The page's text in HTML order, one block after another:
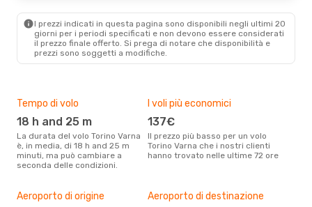
I prezzi indicati in questa pagina sono disponibili negli ultimi 20
giorni per i periodi specificati e non devono essere considerati
il ​​prezzo finale offerto. Si prega di notare che disponibilità e
prezzi sono soggetti a modifiche.
Tempo di volo
18 h and 25 m
La durata del volo Torino Varna
è, in media, di 18 h and 25 m
minuti, ma può cambiare a
seconda delle condizioni.
I voli più economici
137€
Il prezzo più basso per un volo
Torino Varna che i nostri clienti
hanno trovato nelle ultime 72 ore
Aeroporto di origine Aeroporto di destinazione